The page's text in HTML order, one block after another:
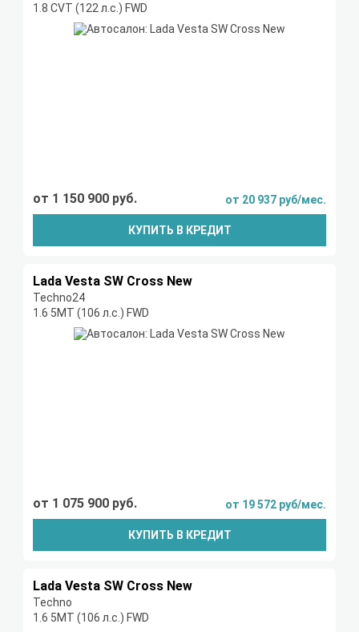
1.8 CVT (122 л.с.) FWD
от 1 150 900 руб. от 20 937 руб/мес.
КУПИТЬ В КРЕДИТ
Lada Vesta SW Cross New
Techno24
1.6 5MT (106 л.с.) FWD
от 1 075 900 руб. от 19 572 руб/мес.
КУПИТЬ В КРЕДИТ
Lada Vesta SW Cross New
Techno
1.6 5MT (106 л.с.) FWD